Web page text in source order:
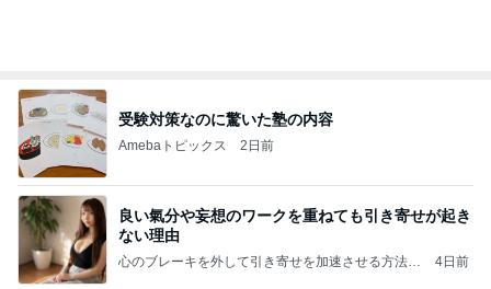
受験対策なのに驚いた塾の内容
Amebaトピックス 2日前
良い氣分や妄想のワークを重ねても引き寄せが起き
ない理由
心のブレーキを外して引き寄せを加速させる方法：
4日前